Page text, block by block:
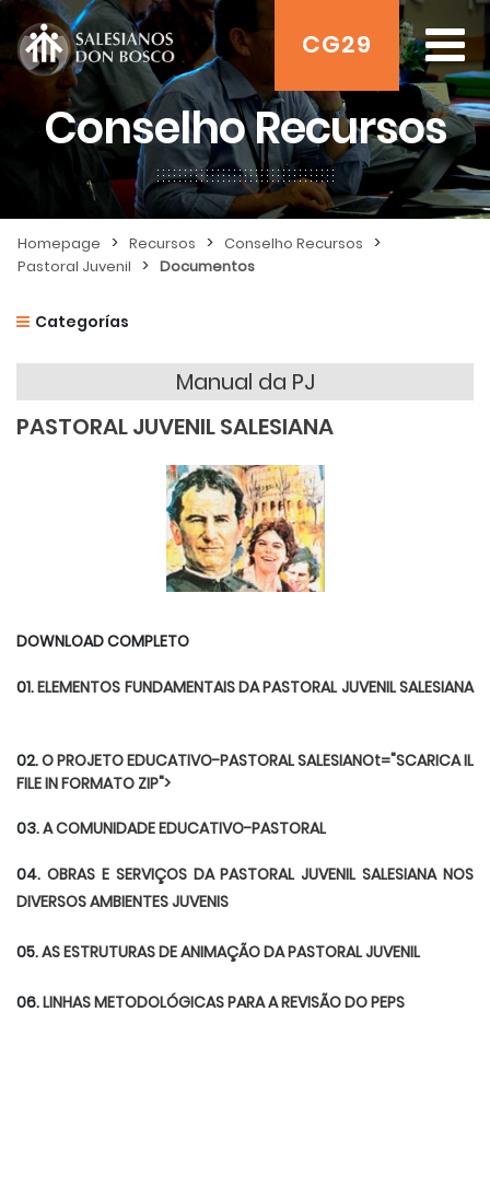
CG29
Conselho Recursos
Homepage > Recursos > Conselho Recursos >
Pastoral Juvenil > Documentos
Categorías
Manual da PJ
PASTORAL JUVENIL SALESIANA
DOWNLOAD COMPLETO
01.ELEMENTOS FUNDAMENTAIS DA PASTORAL JUVENIL SALESIANA
02.O PROJETO EDUCATIVO-PASTORAL SALESIANOt="SCARICA IL
FILE IN FORMATO ZIP">
03.A COMUNIDADE EDUCATIVO-PASTORAL
04. OBRAS E SERVIÇOS DA PASTORAL JUVENIL SALESIANA NOS
DIVERSOS AMBIENTES JUVENIS
05.AS ESTRUTURAS DE ANIMAÇÃO DA PASTORAL JUVENIL
06.LINHAS METODOLÓGICAS PARA A REVISÃO DO PEPS